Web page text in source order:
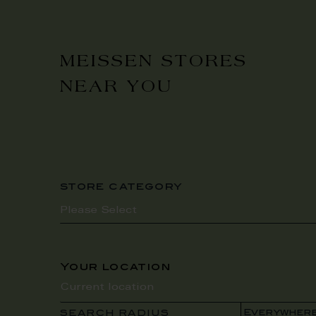
MEISSEN STORES
NEAR YOU
store category
Your location
SEARCH RADIUS